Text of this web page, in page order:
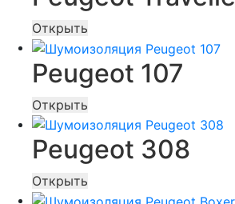
Открыть
Peugeot 107
Открыть
Peugeot 308
Открыть